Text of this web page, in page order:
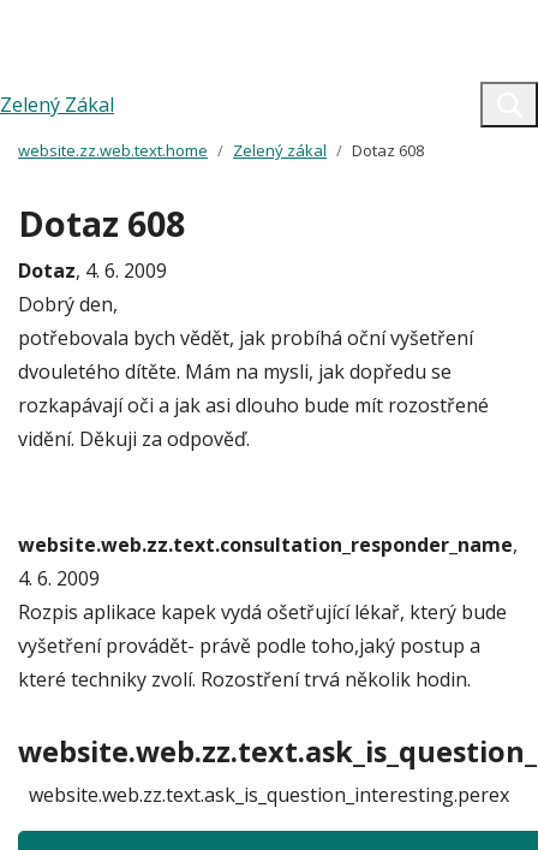
Zelený Zákal
website.zz.web.text.home Zelený zákal Dotaz 608
Dotaz 608
Dotaz, 4. 6. 2009
Dobrý den,
potřebovala bych vědět, jak probíhá oční vyšetření
dvouletého dítěte. Mám na mysli, jak dopředu se
rozkapávají oči a jak asi dlouho bude mít rozostřené
vidění. Děkuji za odpověď.
website.web.zz.text.consultation_responder_name,
4. 6. 2009
Rozpis aplikace kapek vydá ošetřující lékař, který bude
vyšetření provádět- právě podle toho,jaký postup a
které techniky zvolí. Rozostření trvá několik hodin.
website.web.zz.text.ask_is_question_interesting.perex